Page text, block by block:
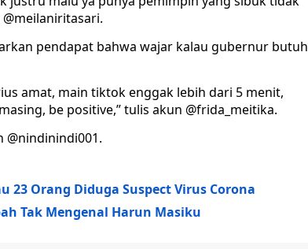
pendapat bahwa wajar kalau gubernur butuh
amat, main tiktok enggak lebih dari 5 menit,
be positive,” tulis akun @frida_meitika.
@nindinindi001.
23 Orang Diduga Suspect Virus Corona
Tak Mengenal Harun Masiku